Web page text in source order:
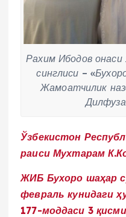
Рахим Ибодов
синглиси –
Жамоатчилик
Ўзбекистон
раиси Мухтарам
ЖИБ Бухоро шаҳар
февралькунидаги
177-моддаси 3